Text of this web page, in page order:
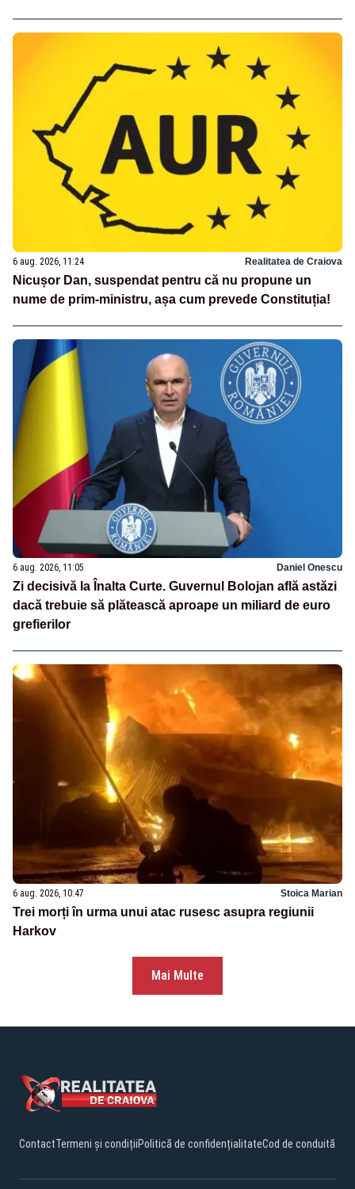
6 aug. 2026, 11:24 Realitatea de Craiova
Nicușor Dan, suspendat pentru că nu propune un
nume de prim-ministru, așa cum prevede Constituția!
6 aug. 2026, 11:05 Daniel Onescu
Zi decisivă la Înalta Curte. Guvernul Bolojan află astăzi
dacă trebuie să plătească aproape un miliard de euro
grefierilor
6 aug. 2026, 10:47 Stoica Marian
Trei morți în urma unui atac rusesc asupra regiunii
Harkov
Mai Multe
ContactTermeni și condițiiPolitică de confidențialitateCod de conduită